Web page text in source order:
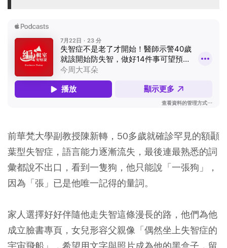
前華梵大學副教授陳新轉，50多歲就確診罕見的額顳
葉型失智症，語言能力逐漸流失，最後連最熟悉的詞
彙都說不出口，看到一隻狗，他只能說「一張狗」，
因為「張」已是他唯一記得的量詞。
家人選擇好好伴隨他走失智這條漫長的路，他們為他
成立臉書專頁，女兒形容父親像「偶然坐上失智症的
宇宙飛船」，希望用文字與照片成為他的黑盒子，留